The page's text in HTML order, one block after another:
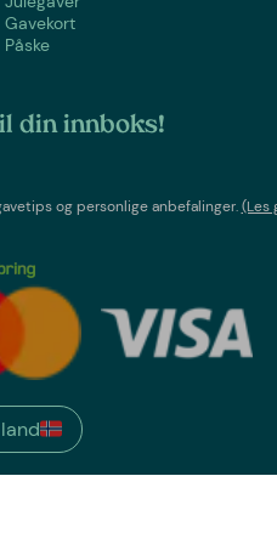
Gavekort
Påske
din innboks!
og personlige anbefalinger.(Les